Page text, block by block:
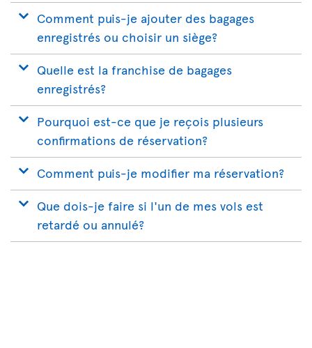
Comment puis-je ajouter des bagages
enregistrés ou choisir un siège?
Quelle est la franchise de bagages
enregistrés?
Pourquoi est-ce que je reçois plusieurs
confirmations de réservation?
Comment puis-je modifier ma réservation?
Que dois-je faire si l'un de mes vols est
retardé ou annulé?